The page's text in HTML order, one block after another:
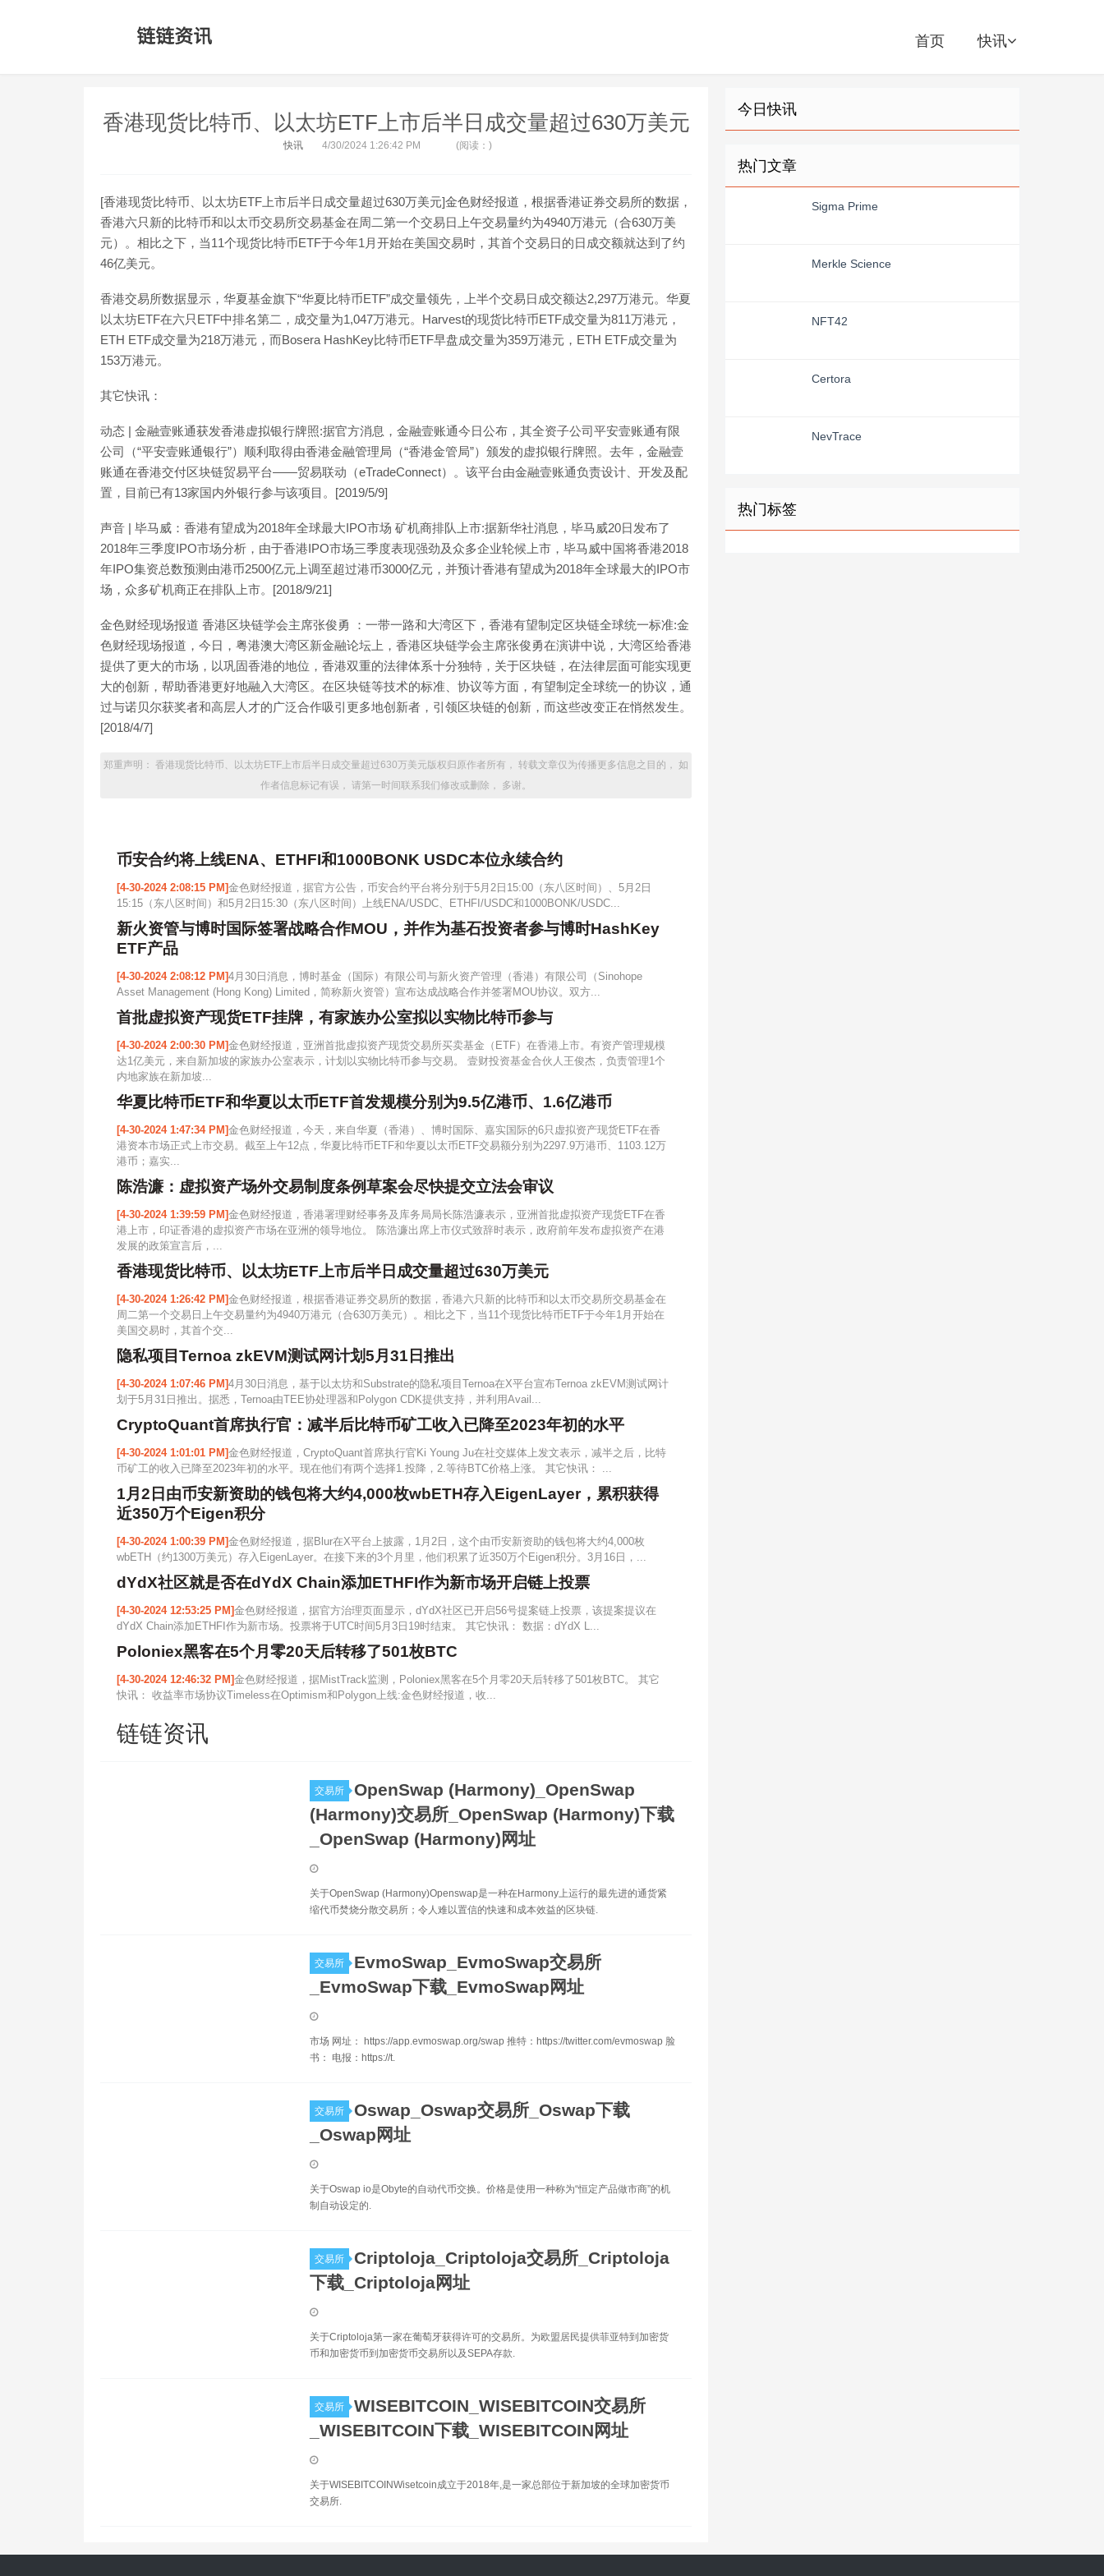
首页 快讯
香港现货比特币、以太坊ETF上市后半日成交量超过630万美元
快讯 4/30/2024 1:26:42 PM (阅读：)
[香港现货比特币、以太坊ETF上市后半日成交量超过630万美元]金色财经报道，根据香港证券交易所的数据，
香港六只新的比特币和以太币交易所交易基金在周二第一个交易日上午交易量约为4940万港元（合630万美
元）。相比之下，当11个现货比特币ETF于今年1月开始在美国交易时，其首个交易日的日成交额就达到了约
46亿美元。
香港交易所数据显示，华夏基金旗下“华夏比特币ETF”成交量领先，上半个交易日成交额达2,297万港元。华夏
以太坊ETF在六只ETF中排名第二，成交量为1,047万港元。Harvest的现货比特币ETF成交量为811万港元，
ETH ETF成交量为218万港元，而Bosera HashKey比特币ETF早盘成交量为359万港元，ETH ETF成交量为
153万港元。
其它快讯：
动态 | 金融壹账通获发香港虚拟银行牌照:据官方消息，金融壹账通今日公布，其全资子公司平安壹账通有限
公司（“平安壹账通银行”）顺利取得由香港金融管理局（“香港金管局”）颁发的虚拟银行牌照。去年，金融壹
账通在香港交付区块链贸易平台——贸易联动（eTradeConnect）。该平台由金融壹账通负责设计、开发及配
置，目前已有13家国内外银行参与该项目。[2019/5/9]
声音 | 毕马威：香港有望成为2018年全球最大IPO市场 矿机商排队上市:据新华社消息，毕马威20日发布了
2018年三季度IPO市场分析，由于香港IPO市场三季度表现强劲及众多企业轮候上市，毕马威中国将香港2018
年IPO集资总数预测由港币2500亿元上调至超过港币3000亿元，并预计香港有望成为2018年全球最大的IPO市
场，众多矿机商正在排队上市。[2018/9/21]
金色财经现场报道 香港区块链学会主席张俊勇 ：一带一路和大湾区下，香港有望制定区块链全球统一标准:金
色财经现场报道，今日，粤港澳大湾区新金融论坛上，香港区块链学会主席张俊勇在演讲中说，大湾区给香港
提供了更大的市场，以巩固香港的地位，香港双重的法律体系十分独特，关于区块链，在法律层面可能实现更
大的创新，帮助香港更好地融入大湾区。在区块链等技术的标准、协议等方面，有望制定全球统一的协议，通
过与诺贝尔获奖者和高层人才的广泛合作吸引更多地创新者，引领区块链的创新，而这些改变正在悄然发生。
[2018/4/7]
郑重声明： 香港现货比特币、以太坊ETF上市后半日成交量超过630万美元版权归原作者所有， 转载文章仅为传播更多信息之目的， 如
作者信息标记有误， 请第一时间联系我们修改或删除， 多谢。
币安合约将上线ENA、ETHFI和1000BONK USDC本位永续合约
[4-30-2024 2:08:15 PM]金色财经报道，据官方公告，币安合约平台将分别于5月2日15:00（东八区时间）、5月2日
15:15（东八区时间）和5月2日15:30（东八区时间）上线ENA/USDC、ETHFI/USDC和1000BONK/USDC...
新火资管与博时国际签署战略合作MOU，并作为基石投资者参与博时HashKey
ETF产品
[4-30-2024 2:08:12 PM]4月30日消息，博时基金（国际）有限公司与新火资产管理（香港）有限公司（Sinohope
Asset Management (Hong Kong) Limited，简称新火资管）宣布达成战略合作并签署MOU协议。双方...
首批虚拟资产现货ETF挂牌，有家族办公室拟以实物比特币参与
[4-30-2024 2:00:30 PM]金色财经报道，亚洲首批虚拟资产现货交易所买卖基金（ETF）在香港上市。有资产管理规模
达1亿美元，来自新加坡的家族办公室表示，计划以实物比特币参与交易。 壹财投资基金合伙人王俊杰，负责管理1个
内地家族在新加坡...
华夏比特币ETF和华夏以太币ETF首发规模分别为9.5亿港币、1.6亿港币
[4-30-2024 1:47:34 PM]金色财经报道，今天，来自华夏（香港）、博时国际、嘉实国际的6只虚拟资产现货ETF在香
港资本市场正式上市交易。截至上午12点，华夏比特币ETF和华夏以太币ETF交易额分别为2297.9万港币、1103.12万
港币；嘉实...
陈浩濂：虚拟资产场外交易制度条例草案会尽快提交立法会审议
[4-30-2024 1:39:59 PM]金色财经报道，香港署理财经事务及库务局局长陈浩濂表示，亚洲首批虚拟资产现货ETF在香
港上市，印证香港的虚拟资产市场在亚洲的领导地位。 陈浩濂出席上市仪式致辞时表示，政府前年发布虚拟资产在港
发展的政策宣言后，...
香港现货比特币、以太坊ETF上市后半日成交量超过630万美元
[4-30-2024 1:26:42 PM]金色财经报道，根据香港证券交易所的数据，香港六只新的比特币和以太币交易所交易基金在
周二第一个交易日上午交易量约为4940万港元（合630万美元）。相比之下，当11个现货比特币ETF于今年1月开始在
美国交易时，其首个交...
隐私项目Ternoa zkEVM测试网计划5月31日推出
[4-30-2024 1:07:46 PM]4月30日消息，基于以太坊和Substrate的隐私项目Ternoa在X平台宣布Ternoa zkEVM测试网计
划于5月31日推出。据悉，Ternoa由TEE协处理器和Polygon CDK提供支持，并利用Avail...
CryptoQuant首席执行官：减半后比特币矿工收入已降至2023年初的水平
[4-30-2024 1:01:01 PM]金色财经报道，CryptoQuant首席执行官Ki Young Ju在社交媒体上发文表示，减半之后，比特
币矿工的收入已降至2023年初的水平。现在他们有两个选择1.投降，2.等待BTC价格上涨。 其它快讯： ...
1月2日由币安新资助的钱包将大约4,000枚wbETH存入EigenLayer，累积获得
近350万个Eigen积分
[4-30-2024 1:00:39 PM]金色财经报道，据Blur在X平台上披露，1月2日，这个由币安新资助的钱包将大约4,000枚
wbETH（约1300万美元）存入EigenLayer。在接下来的3个月里，他们积累了近350万个Eigen积分。3月16日，...
dYdX社区就是否在dYdX Chain添加ETHFI作为新市场开启链上投票
[4-30-2024 12:53:25 PM]金色财经报道，据官方治理页面显示，dYdX社区已开启56号提案链上投票，该提案提议在
dYdX Chain添加ETHFI作为新市场。投票将于UTC时间5月3日19时结束。 其它快讯： 数据：dYdX L...
Poloniex黑客在5个月零20天后转移了501枚BTC
[4-30-2024 12:46:32 PM]金色财经报道，据MistTrack监测，Poloniex黑客在5个月零20天后转移了501枚BTC。 其它
快讯： 收益率市场协议Timeless在Optimism和Polygon上线:金色财经报道，收...
链链资讯
交易所
OpenSwap (Harmony)_OpenSwap
(Harmony)交易所_OpenSwap (Harmony)下载
_OpenSwap (Harmony)网址
关于OpenSwap (Harmony)Openswap是一种在Harmony上运行的最先进的通货紧
缩代币焚烧分散交易所；令人难以置信的快速和成本效益的区块链.
交易所
EvmoSwap_EvmoSwap交易所
_EvmoSwap下载_EvmoSwap网址
市场 网址： https://app.evmoswap.org/swap 推特：https://twitter.com/evmoswap 脸
书： 电报：https://t.
交易所
Oswap_Oswap交易所_Oswap下载
_Oswap网址
关于Oswap io是Obyte的自动代币交换。价格是使用一种称为“恒定产品做市商”的机
制自动设定的.
交易所
Criptoloja_Criptoloja交易所_Criptoloja
下载_Criptoloja网址
关于Criptoloja第一家在葡萄牙获得许可的交易所。为欧盟居民提供菲亚特到加密货
币和加密货币到加密货币交易所以及SEPA存款.
交易所
WISEBITCOIN_WISEBITCOIN交易所
_WISEBITCOIN下载_WISEBITCOIN网址
关于WISEBITCOINWisetcoin成立于2018年,是一家总部位于新加坡的全球加密货币
交易所.
今日快讯
热门文章
Sigma Prime
Merkle Science
NFT42
Certora
NevTrace
热门标签